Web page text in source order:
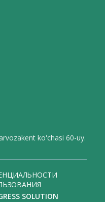
ko'chasi 60-uy.
SOLUTION